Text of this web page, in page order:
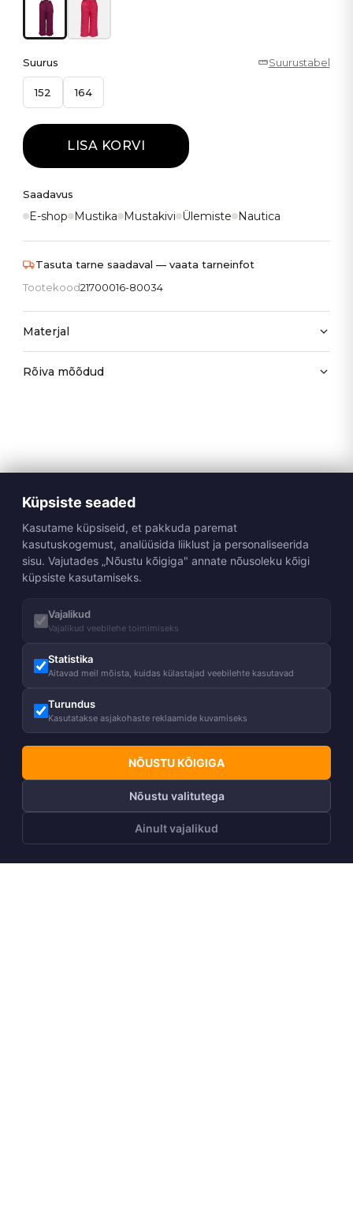
Suurus Suurustabel
152 164
LISA KORVI
Saadavus
E-shop Mustika Mustakivi Ülemiste Nautica
Tasuta tarne saadaval — vaata tarneinfot
Tootekood21700016-80034
Materjal
Rõiva mõõdud
Küpsiste seaded
Kasutame küpsiseid, et pakkuda paremat
kasutuskogemust, analüüsida liiklust ja personaliseerida
sisu. Vajutades „Nõustu kõigiga" annate nõusoleku kõigi
küpsiste kasutamiseks.
Vajalikud
Vajalikud veebilehe toimimiseks
Statistika
Aitavad meil mõista, kuidas külastajad veebilehte kasutavad
Turundus
Kasutatakse asjakohaste reklaamide kuvamiseks
NÕUSTU KÕIGIGA
Nõustu valitutega
Ainult vajalikud